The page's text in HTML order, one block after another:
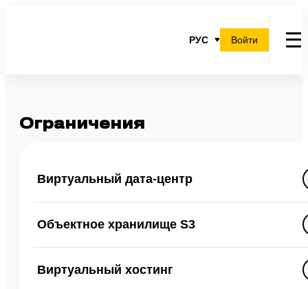
РУС Войти
Ограничения
Виртуальный дата-центр
Объектное хранилище S3
Виртуальный хостинг